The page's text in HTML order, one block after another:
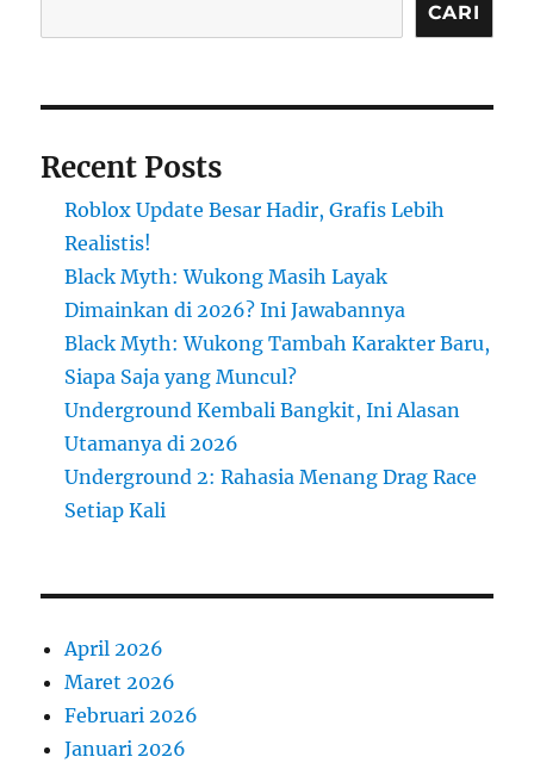
CARI
Recent Posts
Roblox Update Besar Hadir, Grafis Lebih
Realistis!
Black Myth: Wukong Masih Layak
Dimainkan di 2026? Ini Jawabannya
Black Myth: Wukong Tambah Karakter Baru,
Siapa Saja yang Muncul?
Underground Kembali Bangkit, Ini Alasan
Utamanya di 2026
Underground 2: Rahasia Menang Drag Race
Setiap Kali
April 2026
Maret 2026
Februari 2026
Januari 2026